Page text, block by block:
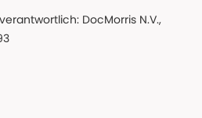
DocMorris N.V.,